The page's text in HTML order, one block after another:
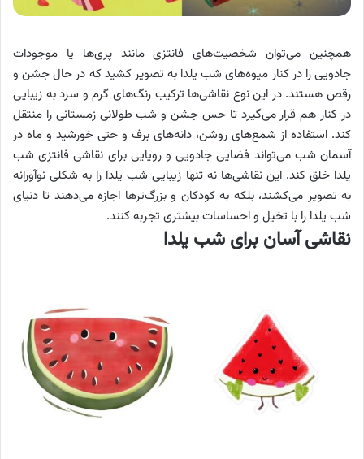
همچنین می‌توان شخصیت‌های فانتزی مانند پری‌ها یا موجودات
جادویی را در کنار میوه‌های شب یلدا به تصویر کشید که در حال جشن و
رقص هستند. در این نوع نقاشی‌ها ترکیب رنگ‌های گرم و سرد به زیبایی
در کنار هم قرار می‌گیرد تا حس جشن و شب طولانی زمستانی را منتقل
کند. استفاده از شمع‌های روشن، دانه‌های برف و حتی خورشید و ماه در
آسمان شب می‌تواند فضایی جادویی و رویایی برای نقاشی فانتزی شب
یلدا خلق کند. این نقاشی‌ها نه تنها زیبایی شب یلدا را به شکلی نوآورانه
به تصویر می‌کشند، بلکه به کودکان و بزرگ‌ترها اجازه می‌دهند تا دنیای
شب یلدا را با تخیل و احساسات بیشتری تجربه کنند.
نقاشی آسان برای شب یلدا